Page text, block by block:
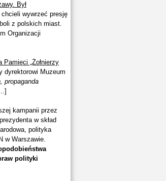
Był
wywrzeć presję
z polskich miast.
Organizacji
„Żołnierzy
dyrektorowi Muzeum
propaganda
kampanii przez
w skład
polityka
w Warszawie.
polityki